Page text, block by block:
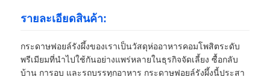
รายละเอียดสินค้า:
กระดาษฟอยล์รังผึ้งของเราเป็นวัสดุห่ออาหารคอมโพสิตระดับ
พรีเมียมที่นำไปใช้กันอย่างแพร่หลายในธุรกิจจัดเลี้ยง ซื้อกลับ
บ้าน การอบ และรถบรรทุกอาหาร กระดาษฟอยล์รังผึ้งนี้ประสา